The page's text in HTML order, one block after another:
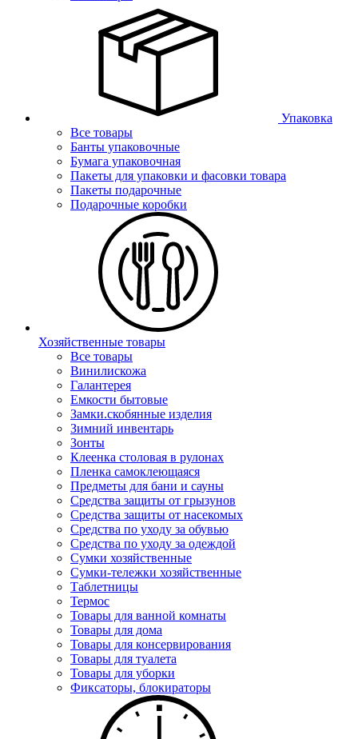
Упаковка
Все товары
Банты упаковочные
Бумага упаковочная
Пакеты для упаковки и фасовки товара
Пакеты подарочные
Подарочные коробки
Хозяйственные товары
Все товары
Винилискожа
Галантерея
Емкости бытовые
Замки.скобянные изделия
Зимний инвентарь
Зонты
Клеенка столовая в рулонах
Пленка самоклеющаяся
Предметы для бани и сауны
Средства защиты от грызунов
Средства защиты от насекомых
Средства по уходу за обувью
Средства по уходу за одеждой
Сумки хозяйственные
Сумки-тележки хозяйственные
Таблетницы
Термос
Товары для ванной комнаты
Товары для дома
Товары для консервирования
Товары для туалета
Товары для уборки
Фиксаторы, блокираторы